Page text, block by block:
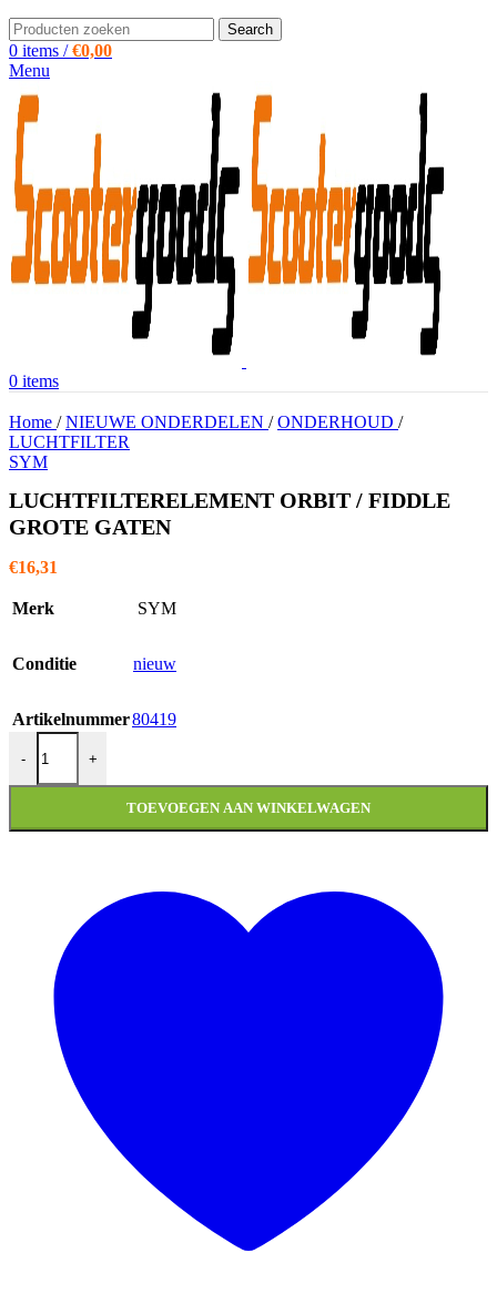
Search
0 items / €0,00
Menu
0 items
Home / NIEUWE ONDERDELEN / ONDERHOUD /
LUCHTFILTER
SYM
LUCHTFILTERELEMENT ORBIT / FIDDLE
GROTE GATEN
€16,31
Merk SYM
Conditie nieuw
Artikelnummer80419
-
LUCHTFILTERELEMENT ORBIT / FIDDLE GROTE GATEN
+
TOEVOEGEN AAN WINKELWAGEN